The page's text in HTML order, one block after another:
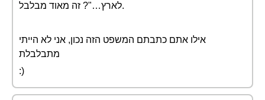
לארץ…"? זה מאוד מבלבל.
אילו אתם כתבתם המשפט הזה נכון, אני לא הייתי
מתבלבלת
:)